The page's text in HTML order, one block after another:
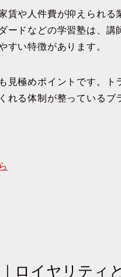
賃や人件費が抑えられる
ード などの学習塾は、講
すい特徴があります。
も見極めポイントです。ト
れる体制が整っているブ
ロイヤリティ